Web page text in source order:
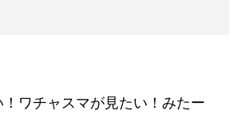
！ワチャスマが見たい！みたー